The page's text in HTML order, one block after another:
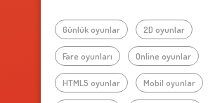
Günlük oyunlar 2D oyunlar
Fare oyunları Online oyunlar
HTML5 oyunlar Mobil oyunlar